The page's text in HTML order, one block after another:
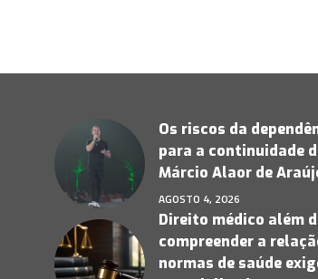
Os riscos da
para a continuidade
Márcio Alaor de
AGOSTO 4, 2026
Direito médico além
compreender a
normas de saúde